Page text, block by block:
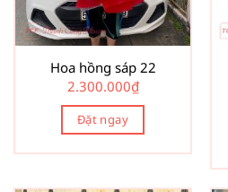
Hoa hồng sáp 22
2.300.000₫
Đặt ngay